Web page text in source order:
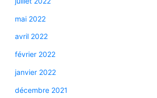
mai 2022
avril 2022
février 2022
janvier 2022
décembre 2021